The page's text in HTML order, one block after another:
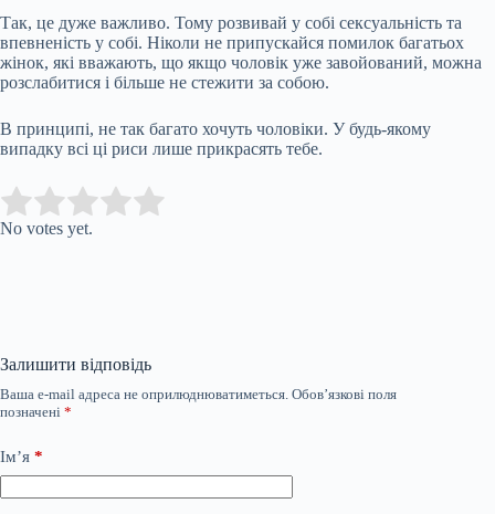
Так, це дуже важливо. Тому розвивай у собі сексуальність та
впевненість у собі. Ніколи не припускайся помилок багатьох
жінок, які вважають, що якщо чоловік уже завойований, можна
розслабитися і більше не стежити за собою.
В принципі, не так багато хочуть чоловіки. У будь-якому
випадку всі ці риси лише прикрасять тебе.
Rate this item:
No votes yet.
Залишити відповідь
Ваша e-mail адреса не оприлюднюватиметься. Обов’язкові поля
позначені *
Ім’я *